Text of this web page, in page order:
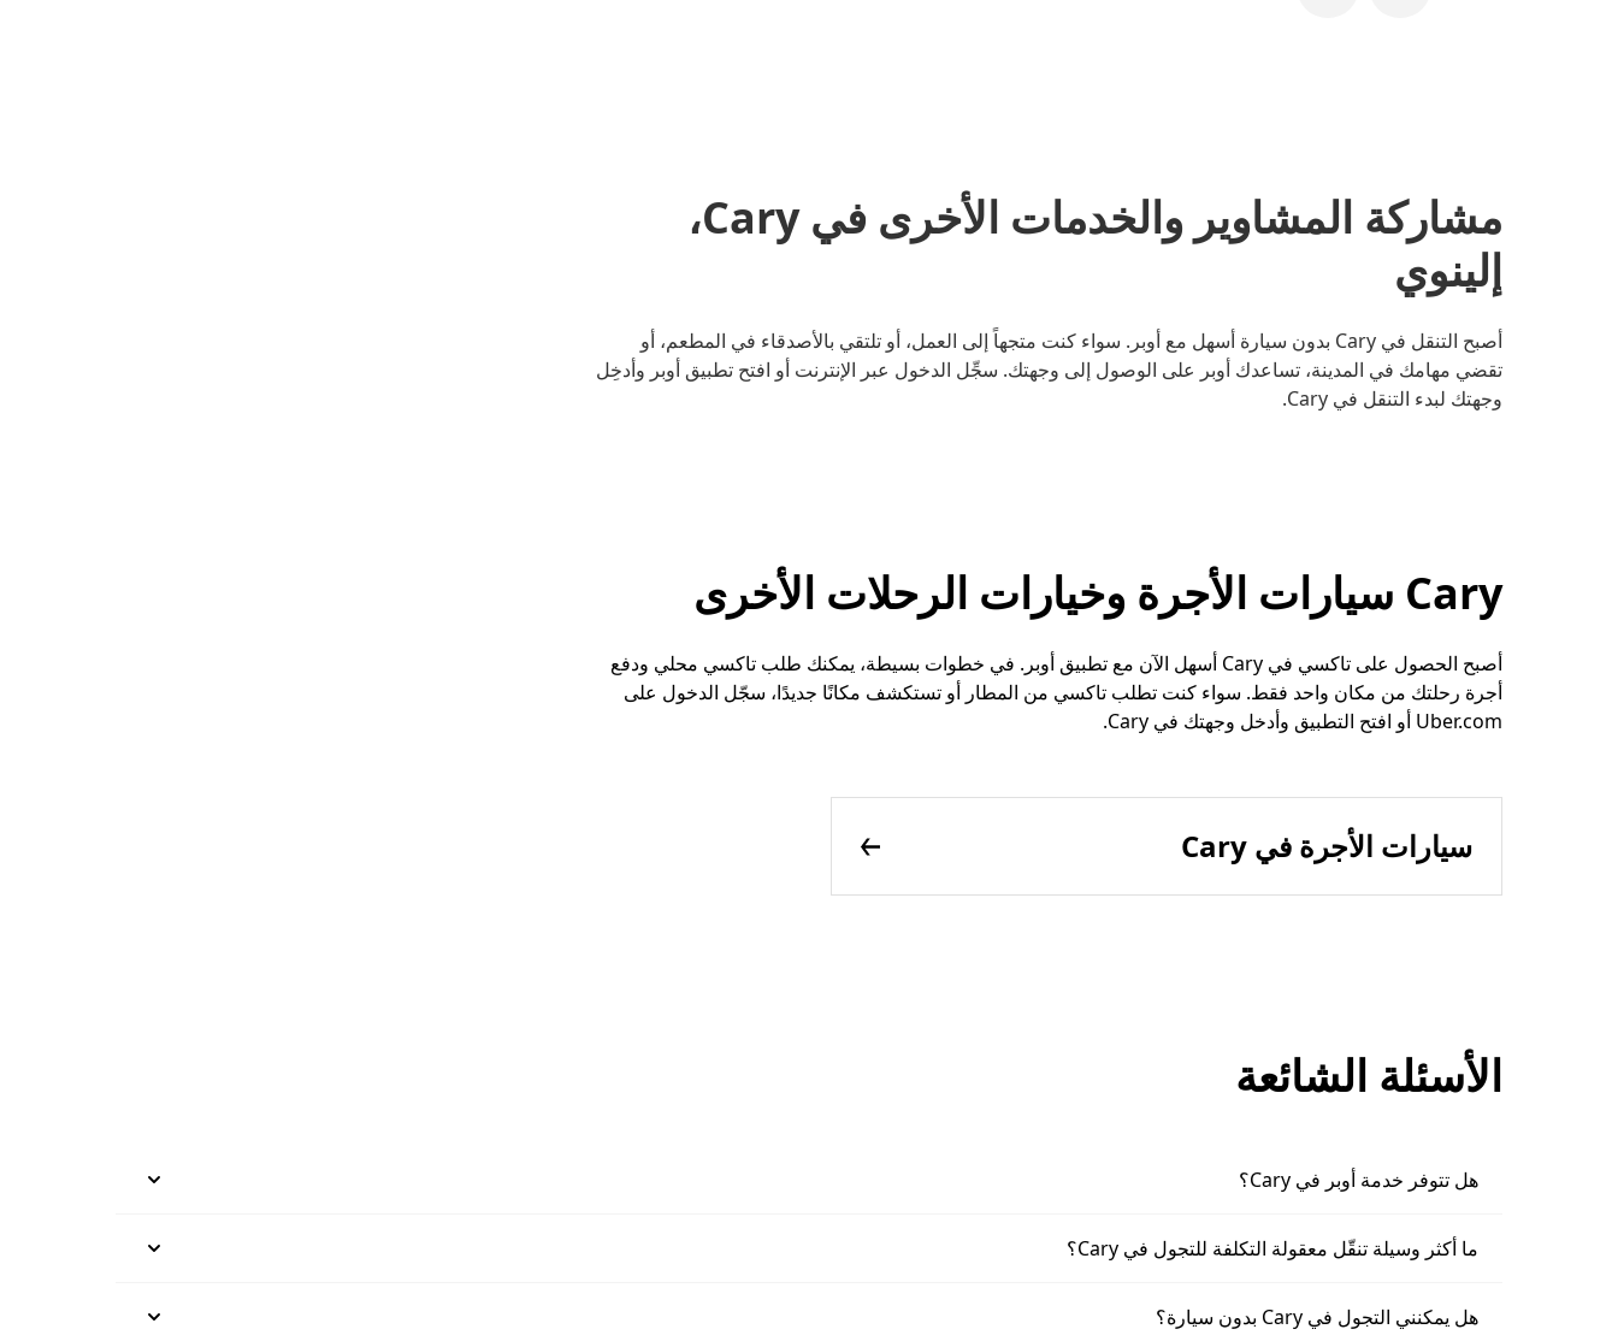
مشاركة المشاوير والخدمات الأخرى في Cary،
إلينوي
أصبح التنقل في Cary بدون سيارة أسهل مع أوبر. سواء كنت متجهاً إلى العمل، أو تلتقي بالأصدقاء في المطعم، أو
تقضي مهامك في المدينة، تساعدك أوبر على الوصول إلى وجهتك. سجِّل الدخول عبر الإنترنت أو افتح تطبيق أوبر وأدخِل
وجهتك لبدء التنقل في Cary.
Cary سيارات الأجرة وخيارات الرحلات الأخرى
أصبح الحصول على تاكسي في Cary أسهل الآن مع تطبيق أوبر. في خطوات بسيطة، يمكنك طلب تاكسي محلي ودفع
أجرة رحلتك من مكان واحد فقط. سواء كنت تطلب تاكسي من المطار أو تستكشف مكانًا جديدًا، سجّل الدخول على
Uber.com أو افتح التطبيق وأدخل وجهتك في Cary.
سيارات الأجرة في Cary
الأسئلة الشائعة
هل تتوفر خدمة أوبر في Cary؟
ما أكثر وسيلة تنقّل معقولة التكلفة للتجول في Cary؟
هل يمكنني التجول في Cary بدون سيارة؟